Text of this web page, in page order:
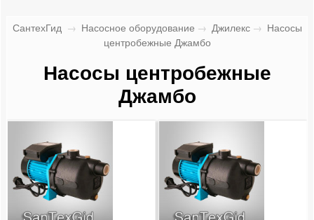
Бойлеры косвенного нагрева
Предохранительная арматура
Краны шаровые и вентили
Регулирующая арматура
СантехГид → Насосное оборудование → Джилекс → Насосы
центробежные Джамбо
Насосы центробежные
Джамбо